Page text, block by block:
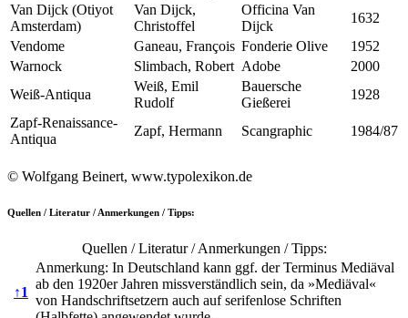
Van Dijck (Otiyot
Amsterdam)
Van Dijck,
Christoffel
Officina Van
Dijck
1632
Vendome
Ganeau, François Fonderie Olive
1952
Warnock
Slimbach, Robert Adobe
2000
Weiß-Antiqua
Weiß, Emil
Rudolf
Bauersche
Gießerei
1928
Zapf-Renaissance-
Antiqua
Zapf, Hermann Scangraphic 1984/87
© Wolfgang Beinert, www.typolexikon.de
Quellen / Literatur / Anmerkungen / Tipps:
Quellen / Literatur / Anmerkungen / Tipps:
↑1
Anmerkung: In Deutschland kann ggf. der Terminus Mediäval
ab den 1920er Jahren missverständlich sein, da »Mediäval«
von Handschriftsetzern auch auf serifenlose Schriften